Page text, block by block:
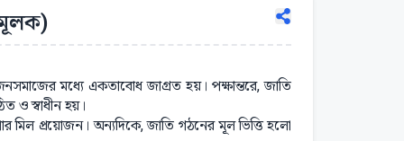
মধ্যে একতাবোধ জাগ্রত হয়। পক্ষান্তরে, জাতি
ও স্বাধীন হয়।
মিল প্রয়োজন। অন্যদিকে, জাতি গঠনের মূল ভিত্তি হলো